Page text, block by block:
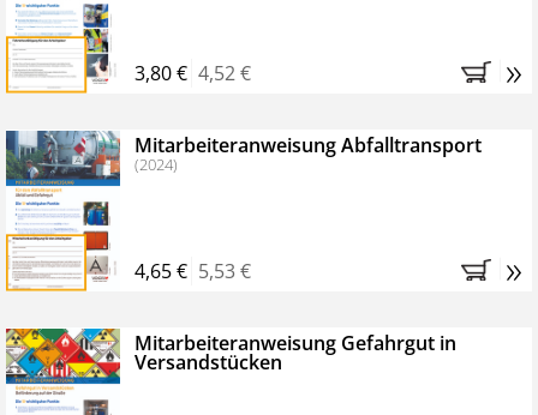
3,80 € 4,52 € »
Mitarbeiteranweisung Abfalltransport
(2024)
4,65 € 5,53 € »
Mitarbeiteranweisung Gefahrgut in
Versandstücken